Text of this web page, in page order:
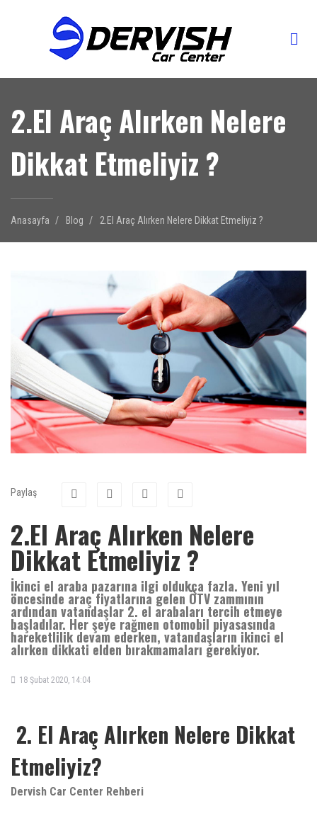
2.El Araç Alırken Nelere
Dikkat Etmeliyiz ?
Anasayfa Blog 2.El Araç Alırken Nelere Dikkat Etmeliyiz ?
Paylaş
2.El Araç Alırken Nelere
Dikkat Etmeliyiz ?
İkinci el araba pazarına ilgi oldukça fazla. Yeni yıl
öncesinde araç fiyatlarına gelen ÖTV zammının
ardından vatandaşlar 2. el arabaları tercih etmeye
başladılar. Her şeye rağmen otomobil piyasasında
hareketlilik devam ederken, vatandaşların ikinci el
alırken dikkati elden bırakmamaları gerekiyor.
18 Şubat 2020, 14:04
2. El Araç Alırken Nelere Dikkat
Etmeliyiz?
Dervish Car Center Rehberi